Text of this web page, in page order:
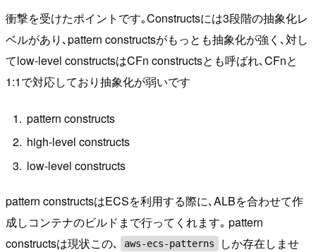
衝撃を受けたポイントです｡Constructsには3段階の抽象化レ
ベルがあり､pattern constructsがもっとも抽象化が強く､対し
てlow-level constructsはCFn constructsとも呼ばれ､CFnと
1:1で対応しており抽象化が弱いです
pattern constructs
high-level constructs
low-level constructs
pattern constructsはECSを利用する際に､ALBを合わせて作
成しコンテナのビルドまで行ってくれます｡ pattern
constructsは現状この､
aws-ecs-patterns
しか存在しませ